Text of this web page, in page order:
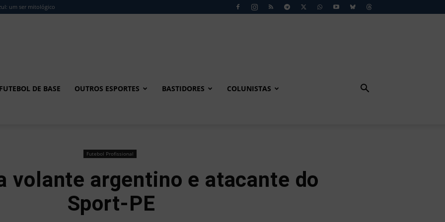
um ser mitológico
DE BASE OUTROS ESPORTES BASTIDORES COLUNISTAS
Futebol Profissional
volante argentino e atacante do
Sport-PE